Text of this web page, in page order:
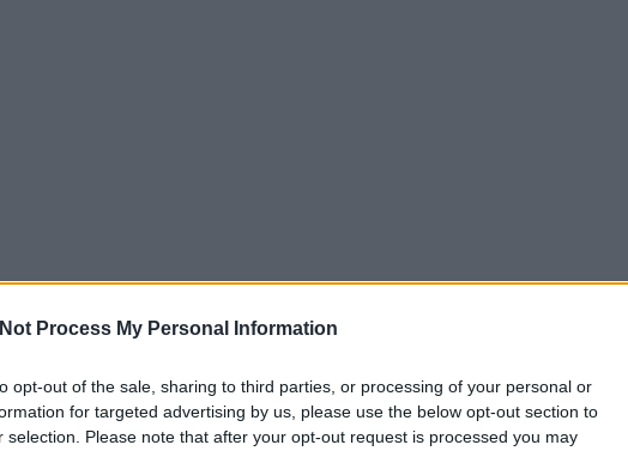
Process My Personal Information
opt-out of the sale, sharing to third parties, or processing of your personal or
for targeted advertising by us, please use the below opt-out section to
selection. Please note that after your opt-out request is processed you may